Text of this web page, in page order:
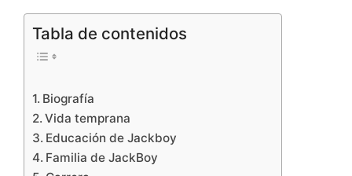
Tabla de contenidos
Biografía
Vida temprana
Educación de Jackboy
Familia de JackBoy